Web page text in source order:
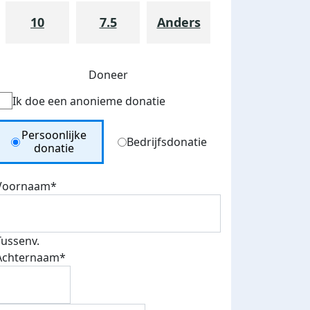
10 7.5 Anders
Doneer
Ik doe een anonieme donatie
Donation Type
Persoonlijke
donatie
Bedrijfsdonatie